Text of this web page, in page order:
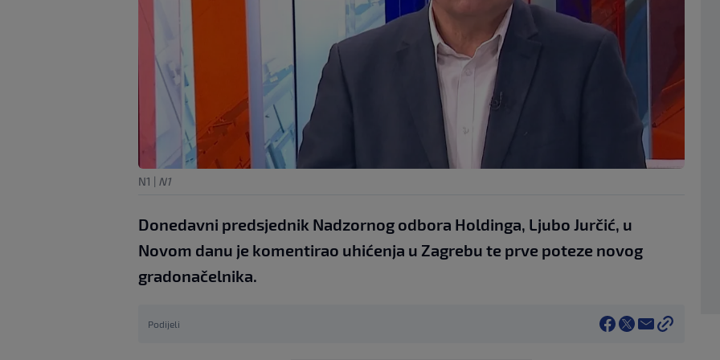
N1 | N1
Donedavni predsjednik Nadzornog odbora Holdinga, Ljubo Jurčić, u
Novom danu je komentirao uhićenja u Zagrebu te prve poteze novog
gradonačelnika.
Podijeli